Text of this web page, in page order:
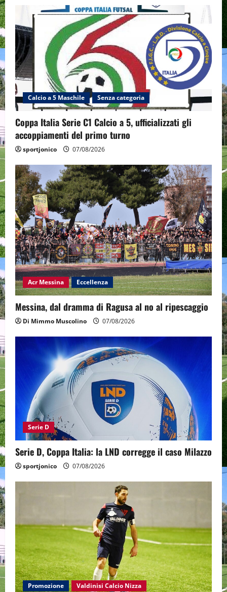
Calcio a 5 Maschile Senza categoria
Coppa Italia Serie C1 Calcio a 5, ufficializzati gli
accoppiamenti del primo turno
sportjonico 07/08/2026
Acr Messina Eccellenza
Messina, dal dramma di Ragusa al no al ripescaggio
Di Mimmo Muscolino 07/08/2026
Serie D
Serie D, Coppa Italia: la LND corregge il caso Milazzo
sportjonico 07/08/2026
Promozione Valdinisi Calcio Nizza